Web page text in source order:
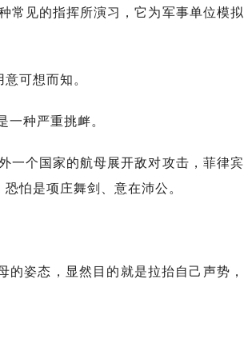
常见的指挥所演习，它为军事单位模拟
可想而知。
种严重挑衅。
一个国家的航母展开敌对攻击，菲律宾
怕是项庄舞剑、意在沛公。
姿态，显然目的就是拉抬自己声势，